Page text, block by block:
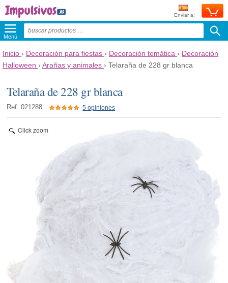
Enviar a:
Menú
Inicio › Decoración para fiestas › Decoración temática › Decoración
Halloween › Arañas y animales › Telaraña de 228 gr blanca
Telaraña de 228 gr blanca
Ref: 021288 5 opiniones
Click zoom